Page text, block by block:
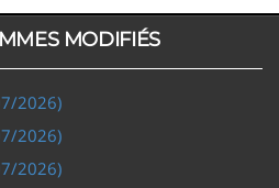
MODIFIÉS
2026)
2026)
2026)